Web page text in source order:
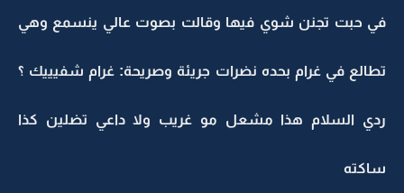
في حبت تجنن شوي فيها وقالت بصوت عالي ينسمع وهي
تطالع في غرام بحده نضرات جريئة وصريحة: غرام شفيييك ؟
ردي السلام هذا مشعل مو غريب ولا داعي تضلين كذا
ساكته